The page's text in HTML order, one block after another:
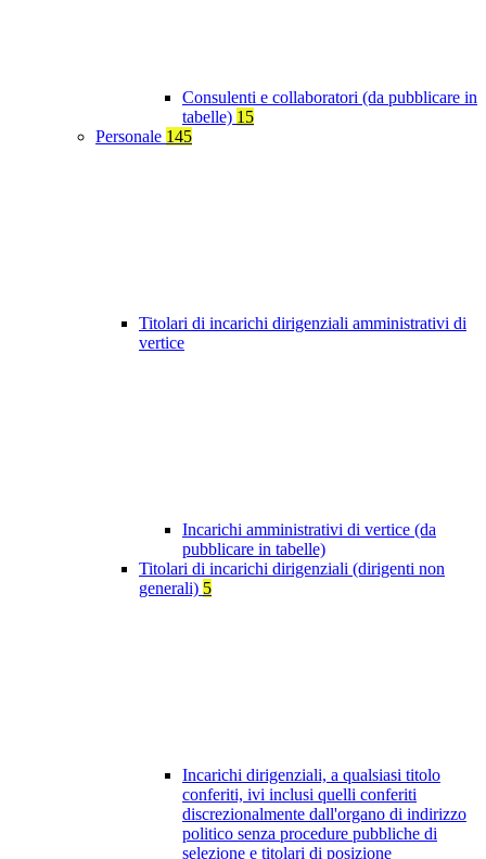
Consulenti e collaboratori (da pubblicare in
tabelle) 15
Personale 145
Titolari di incarichi dirigenziali amministrativi di
vertice
Incarichi amministrativi di vertice (da
pubblicare in tabelle)
Titolari di incarichi dirigenziali (dirigenti non
generali) 5
Incarichi dirigenziali, a qualsiasi titolo
conferiti, ivi inclusi quelli conferiti
discrezionalmente dall'organo di indirizzo
politico senza procedure pubbliche di
selezione e titolari di posizione